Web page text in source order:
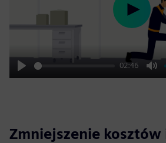
Play
02:46
Play
Zmniejszenie kosztów